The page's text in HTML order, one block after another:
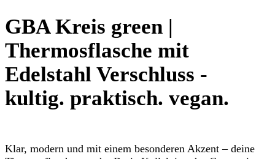
GBA Kreis green |
Thermosflasche mit
Edelstahl Verschluss -
kultig. praktisch. vegan.
Klar, modern und mit einem besonderen Akzent – deine